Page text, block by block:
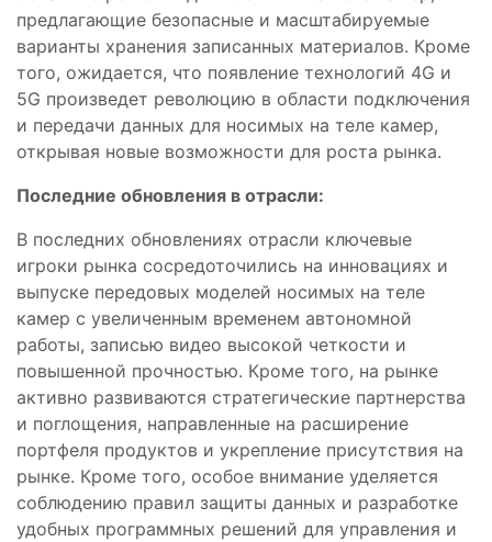
предлагающие безопасные и масштабируемые
варианты хранения записанных материалов. Кроме
того, ожидается, что появление технологий 4G и
5G произведет революцию в области подключения
и передачи данных для носимых на теле камер,
открывая новые возможности для роста рынка.
Последние обновления в отрасли:
В последних обновлениях отрасли ключевые
игроки рынка сосредоточились на инновациях и
выпуске передовых моделей носимых на теле
камер с увеличенным временем автономной
работы, записью видео высокой четкости и
повышенной прочностью. Кроме того, на рынке
активно развиваются стратегические партнерства
и поглощения, направленные на расширение
портфеля продуктов и укрепление присутствия на
рынке. Кроме того, особое внимание уделяется
соблюдению правил защиты данных и разработке
удобных программных решений для управления и